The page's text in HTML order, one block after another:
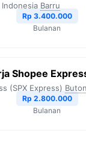
Barru
Rp 3.400.000
Bulanan
Shopee
(SPX Express) Buton
Rp 2.800.000
Bulanan